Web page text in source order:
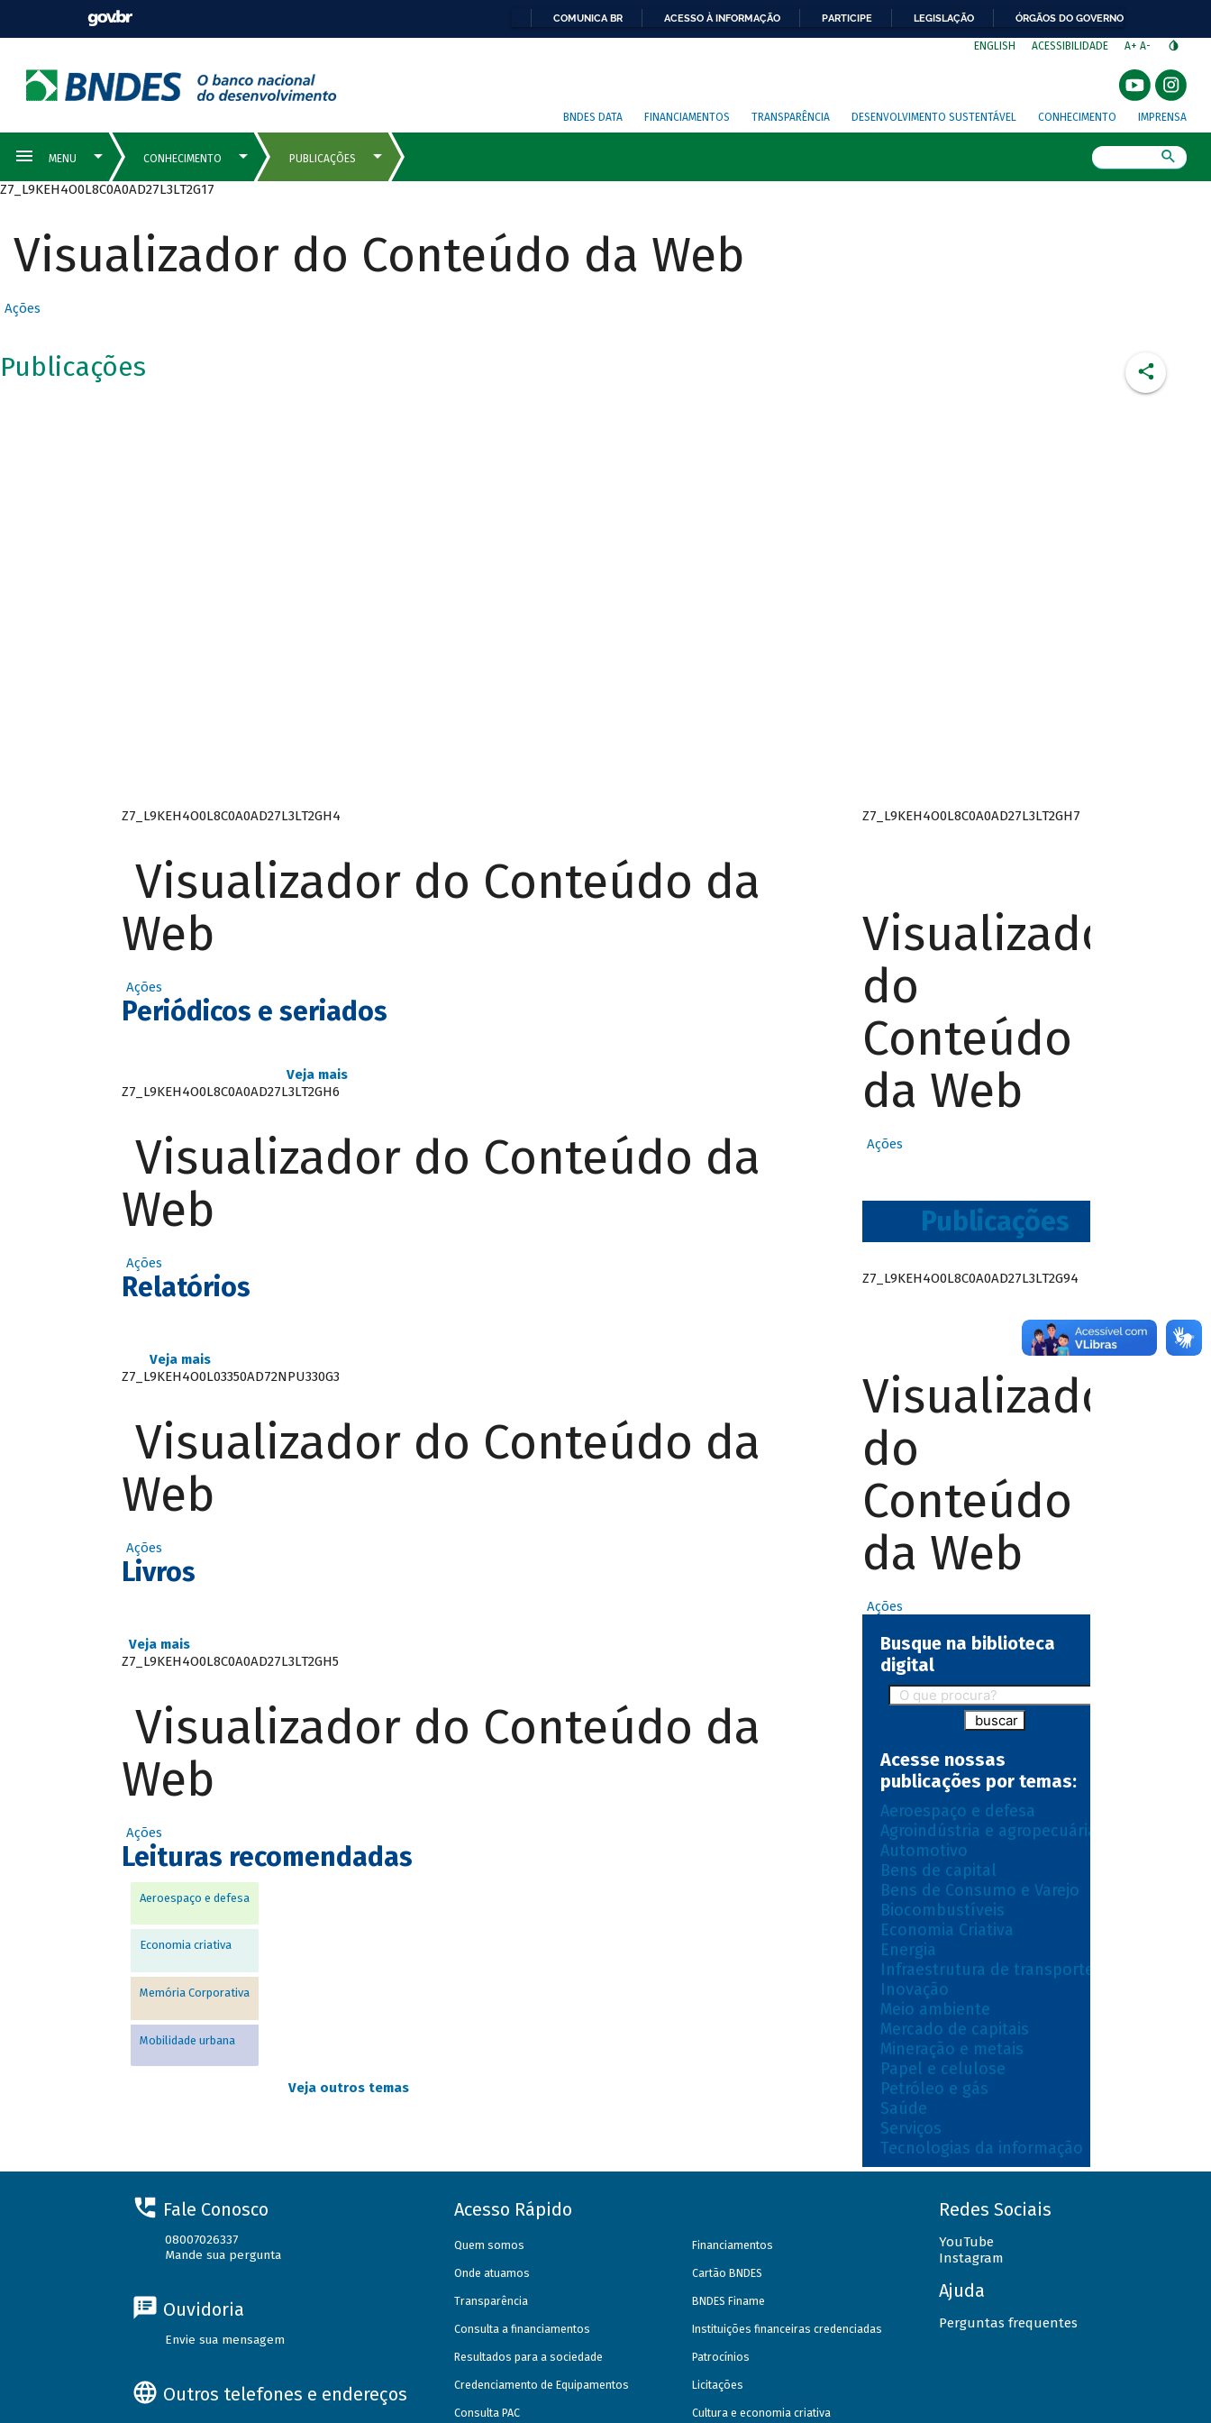
COMUNICA BR ACESSO À INFORMAÇÃO PARTICIPE LEGISLAÇÃO ÓRGÃOS DO GOVERNO
ENGLISH ACESSIBILIDADE A+ A-
BNDES DATA FINANCIAMENTOS TRANSPARÊNCIA DESENVOLVIMENTO SUSTENTÁVEL CONHECIMENTO IMPRENSA
Z7_L9KEH4O0L8C0A0AD27L3LT2G17
Visualizador do Conteúdo da Web
Ações
Publicações
Z7_L9KEH4O0L8C0A0AD27L3LT2GH4
Visualizador do Conteúdo da
Web
Ações
Periódicos e seriados
Veja mais
Z7_L9KEH4O0L8C0A0AD27L3LT2GH6
Visualizador do Conteúdo da
Web
Ações
Relatórios
Veja mais
Z7_L9KEH4O0L03350AD72NPU330G3
Visualizador do Conteúdo da
Web
Ações
Livros
Veja mais
Z7_L9KEH4O0L8C0A0AD27L3LT2GH5
Visualizador do Conteúdo da
Web
Ações
Leituras recomendadas
Aeroespaço e defesa
Economia criativa
Memória Corporativa
Mobilidade urbana
Veja outros temas
Z7_L9KEH4O0L8C0A0AD27L3LT2GH7
Visualizador
do
Conteúdo
da Web
Ações
Publicações
Z7_L9KEH4O0L8C0A0AD27L3LT2G94
Visualizador
do
Conteúdo
da Web
Ações
Busque na biblioteca
digital
Acesse nossas
publicações por temas:
Aeroespaço e defesa
Agroindústria e agropecuária
Automotivo
Bens de capital
Bens de Consumo e Varejo
Biocombustíveis
Economia Criativa
Energia
Infraestrutura de transportes
Inovação
Meio ambiente
Mercado de capitais
Mineração e metais
Papel e celulose
Petróleo e gás
Saúde
Serviços
Tecnologias da informação
Fale Conosco
08007026337
Mande sua pergunta
Ouvidoria
Envie sua mensagem
Outros telefones e endereços
Acesso Rápido
Quem somos
Onde atuamos
Transparência
Consulta a financiamentos
Resultados para a sociedade
Credenciamento de Equipamentos
Consulta PAC
Financiamentos
Cartão BNDES
BNDES Finame
Instituições financeiras credenciadas
Patrocínios
Licitações
Cultura e economia criativa
Redes Sociais
YouTube
Instagram
Ajuda
Perguntas frequentes